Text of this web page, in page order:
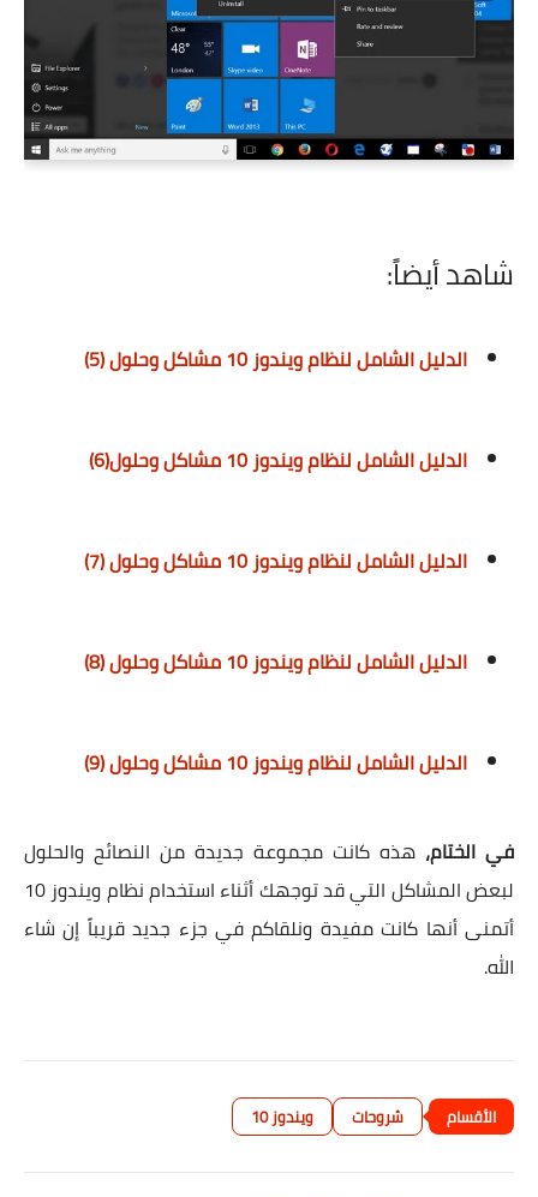
شاهد أيضاً:
الدليل الشامل لنظام ويندوز 10 مشاكل وحلول (5)
الدليل الشامل لنظام ويندوز 10 مشاكل وحلول(6)
الدليل الشامل لنظام ويندوز 10 مشاكل وحلول (7)
الدليل الشامل لنظام ويندوز 10 مشاكل وحلول (8)
الدليل الشامل لنظام ويندوز 10 مشاكل وحلول (9)
في الختام، هذه كانت مجموعة جديدة من النصائح والحلول
لبعض المشاكل التي قد توجهك أثناء استخدام نظام ويندوز 10
أتمنى أنها كانت مفيدة ونلقاكم في جزء جديد قريباً إن شاء
الله.
شروحات ويندوز 10